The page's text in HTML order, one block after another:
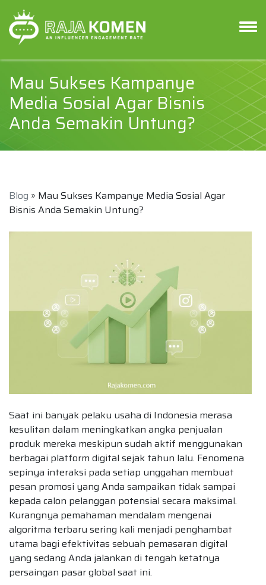
Mau Sukses Kampanye
Media Sosial Agar Bisnis
Anda Semakin Untung?
Blog » Mau Sukses Kampanye Media Sosial Agar
Bisnis Anda Semakin Untung?
Saat ini banyak pelaku usaha di Indonesia merasa
kesulitan dalam meningkatkan angka penjualan
produk mereka meskipun sudah aktif menggunakan
berbagai platform digital sejak tahun lalu. Fenomena
sepinya interaksi pada setiap unggahan membuat
pesan promosi yang Anda sampaikan tidak sampai
kepada calon pelanggan potensial secara maksimal.
Kurangnya pemahaman mendalam mengenai
algoritma terbaru sering kali menjadi penghambat
utama bagi efektivitas sebuah pemasaran digital
yang sedang Anda jalankan di tengah ketatnya
persaingan pasar global saat ini.